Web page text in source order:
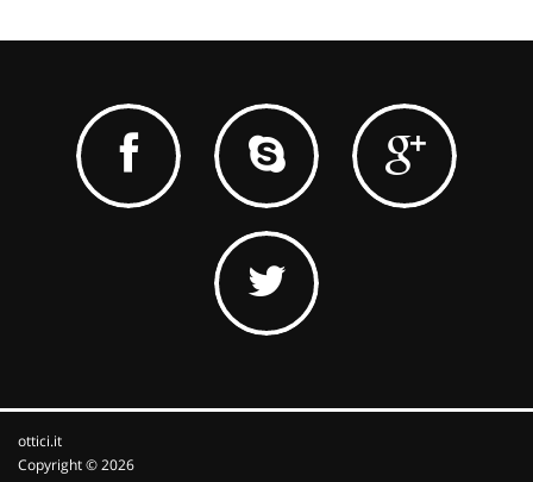
ottici.it
Copyright © 2026